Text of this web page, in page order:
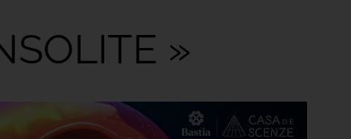
»